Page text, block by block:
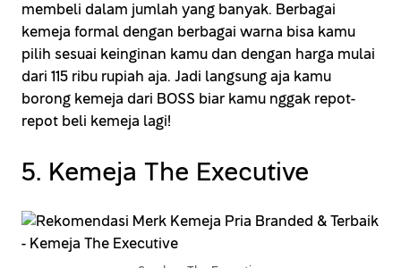
membeli dalam jumlah yang banyak. Berbagai
kemeja formal dengan berbagai warna bisa kamu
pilih sesuai keinginan kamu dan dengan harga mulai
dari 115 ribu rupiah aja. Jadi langsung aja kamu
borong kemeja dari BOSS biar kamu nggak repot-
repot beli kemeja lagi!
5. Kemeja The Executive